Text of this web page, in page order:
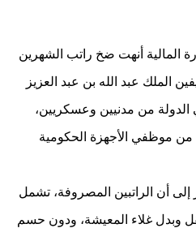
أنهت ضخ راتب الشهرين
الملك عبد الله بن عبد العزيز
من مدنيين وعسكريين،
موظفي الأجهزة الحكومية
أن الراتبين المصروفة، تشمل
وبدل غلاء المعيشة، ودون حسم